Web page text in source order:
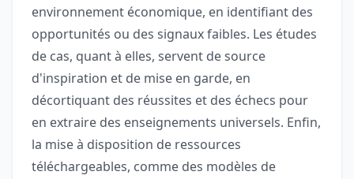
environnement économique, en identifiant des
opportunités ou des signaux faibles. Les études
de cas, quant à elles, servent de source
d'inspiration et de mise en garde, en
décortiquant des réussites et des échecs pour
en extraire des enseignements universels. Enfin,
la mise à disposition de ressources
téléchargeables, comme des modèles de